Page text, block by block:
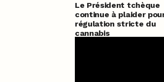
Le Président tchèque
continue à plaider
régulation stricte du
cannabis